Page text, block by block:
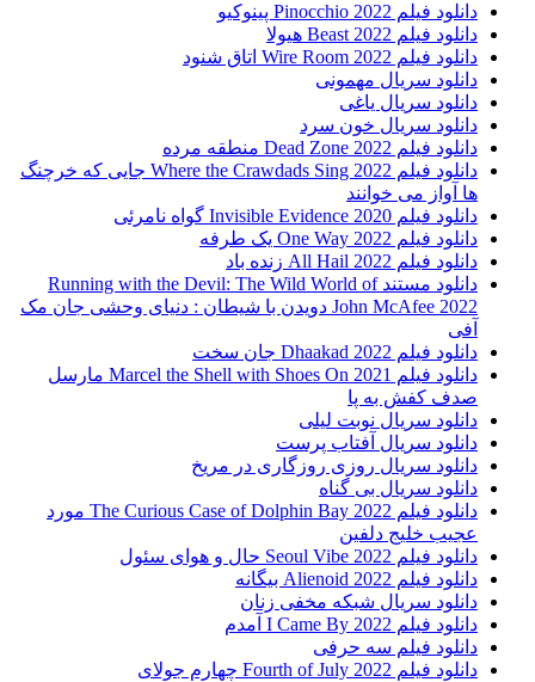
دانلود فیلم Pinocchio 2022 پینوکیو
دانلود فیلم Beast 2022 هیولا
دانلود فیلم Wire Room 2022 اتاق شنود
دانلود سریال مهمونی
دانلود سریال یاغی
دانلود سریال خون سرد
دانلود فیلم 2022 Dead Zone منطقه مرده
دانلود فیلم Where the Crawdads Sing 2022 جایی که خرچنگ
ها آواز می خوانند
دانلود فیلم 2020 Invisible Evidence گواه نامرئی
دانلود فیلم One Way 2022 یک طرفه
دانلود فیلم All Hail 2022 زنده باد
دانلود مستند Running with the Devil: The Wild World of
John McAfee 2022 دویدن با شیطان : دنیای وحشی جان مک
آفی
دانلود فیلم Dhaakad 2022 جان سخت
دانلود فیلم Marcel the Shell with Shoes On 2021 مارسل
صدف کفش به پا
دانلود سریال نوبت لیلی
دانلود سریال آفتاب پرست
دانلود سریال روزی روزگاری در مریخ
دانلود سریال بی گناه
دانلود فیلم The Curious Case of Dolphin Bay 2022 مورد
عجیب خلیج دلفین
دانلود فیلم Seoul Vibe 2022 حال و هوای سئول
دانلود فیلم Alienoid 2022 بیگانه
دانلود سریال شبکه مخفی زنان
دانلود فیلم I Came By 2022 آمدم
دانلود فیلم سه حرفی
دانلود فیلم Fourth of July 2022 چهارم جولای